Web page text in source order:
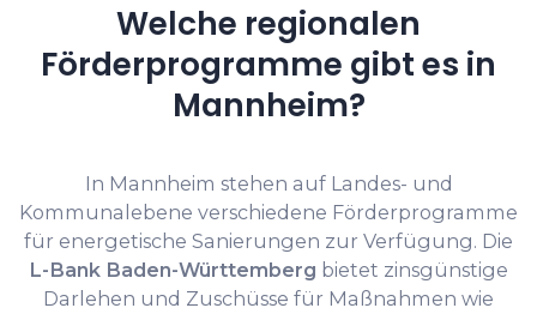
Welche regionalen
Förderprogramme gibt es in
Mannheim?
In Mannheim stehen auf Landes- und
Kommunalebene verschiedene Förderprogramme
für energetische Sanierungen zur Verfügung. Die
L-Bank Baden-Württemberg bietet zinsgünstige
Darlehen und Zuschüsse für Maßnahmen wie